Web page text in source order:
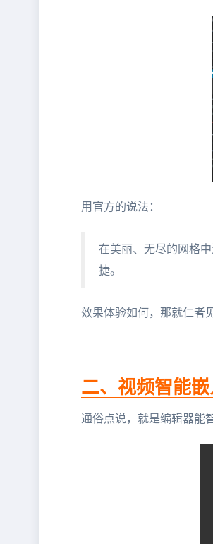
用官方的说法：
在美丽、无尽的网格
捷。
效果体验如何，那就仁者
二、视频智能
通俗点说，就是编辑器能